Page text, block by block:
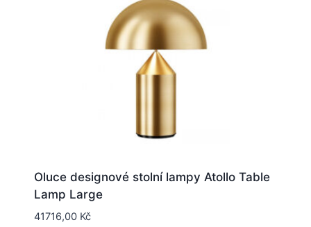
Oluce designové stolní lampy Atollo Table
Lamp Large
41716,00 Kč